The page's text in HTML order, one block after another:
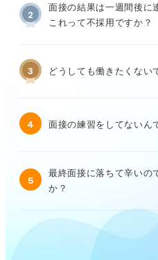
2
面接の結果は一週間後に
これって不採用ですか？
3 どうしても働きたくない
4 面接の練習をしてないん
5
最終面接に落ちて辛いの
か？